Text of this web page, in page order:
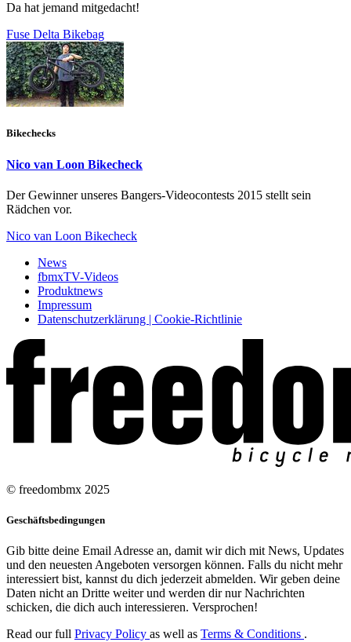
Da hat jemand mitgedacht!
Fuse Delta Bikebag
Bikechecks
Nico van Loon Bikecheck
Der Gewinner unseres Bangers-Videocontests 2015 stellt sein
Rädchen vor.
Nico van Loon Bikecheck
News
fbmxTV-Videos
Produktnews
Impressum
Datenschutzerklärung | Cookie-Richtlinie
© freedombmx 2025
Geschäftsbedingungen
Gib bitte deine Email Adresse an, damit wir dich mit News, Updates
und den neuesten Angeboten versorgen können. Falls du nicht mehr
interessiert bist, kannst du dich jederzeit abmelden. Wir geben deine
Daten nicht an Dritte weiter und werden dir nur Nachrichten
schicken, die dich auch interessieren. Versprochen!
Read our full Privacy Policy as well as Terms & Conditions .